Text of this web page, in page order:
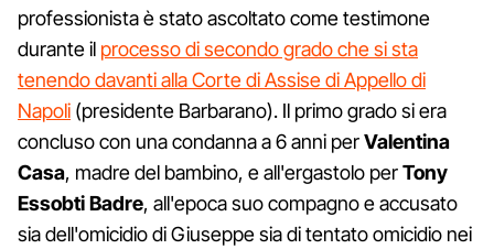
professionista è stato ascoltato come testimone
durante il processo di secondo grado che si sta
tenendo davanti alla Corte di Assise di Appello di
Napoli (presidente Barbarano). Il primo grado si era
concluso con una condanna a 6 anni perValentina
Casa, madre del bambino, e all'ergastolo perTony
Essobti Badre, all'epoca suo compagno e accusato
sia dell'omicidio di Giuseppe sia di tentato omicidio nei